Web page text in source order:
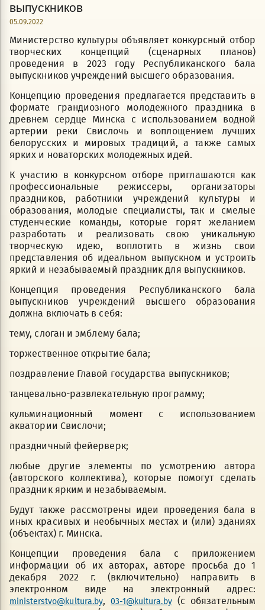
выпускников
05.09.2022
Министерство культуры объявляет конкурсный отбор
творческих концепций (сценарных планов)
проведения в 2023 году Республиканского бала
выпускников учреждений высшего образования.
Концепцию проведения предлагается представить в
формате грандиозного молодежного праздника в
древнем сердце Минска с использованием водной
артерии реки Свислочь и воплощением лучших
белорусских и мировых традиций, а также самых
ярких и новаторских молодежных идей.
К участию в конкурсном отборе приглашаются как
профессиональные режиссеры, организаторы
праздников, работники учреждений культуры и
образования, молодые специалисты, так и смелые
студенческие команды, которые горят желанием
разработать и реализовать свою уникальную
творческую идею, воплотить в жизнь свои
представления об идеальном выпускном и устроить
яркий и незабываемый праздник для выпускников.
Концепция проведения Республиканского бала
выпускников учреждений высшего образования
должна включать в себя:
тему, слоган и эмблему бала;
торжественное открытие бала;
поздравление Главой государства выпускников;
танцевально-развлекательную программу;
кульминационный момент с использованием
акватории Свислочи;
праздничный фейерверк;
любые другие элементы по усмотрению автора
(авторского коллектива), которые помогут сделать
праздник ярким и незабываемым.
Будут также рассмотрены идеи проведения бала в
иных красивых и необычных местах и (или) зданиях
(объектах) г. Минска.
Концепции проведения бала с приложением
информации об их авторах, авторе просьба до 1
декабря 2022 г. (включительно) направить в
электронном виде на электронный адрес:
ministerstvo@kultura.by,03-1@kultura.by(с обязательным